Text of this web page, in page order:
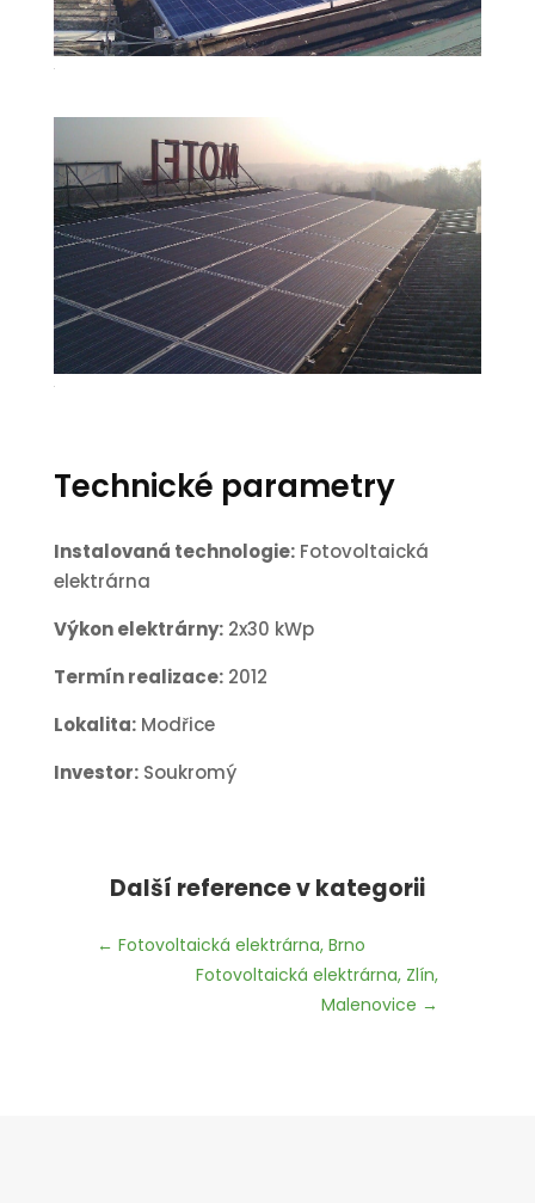
Technické parametry
Instalovaná technologie:Fotovoltaická
elektrárna
Výkon elektrárny:2x30 kWp
Termín realizace:2012
Lokalita:Modřice
Investor:Soukromý
Další reference v kategorii
← Fotovoltaická elektrárna, Brno
Fotovoltaická elektrárna, Zlín,
Malenovice →